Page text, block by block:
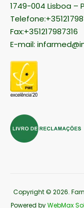
1749-004 Lisboa –
Fax:+351217987316
E-mail:
Copyright © 2026.
Powered byWebMax